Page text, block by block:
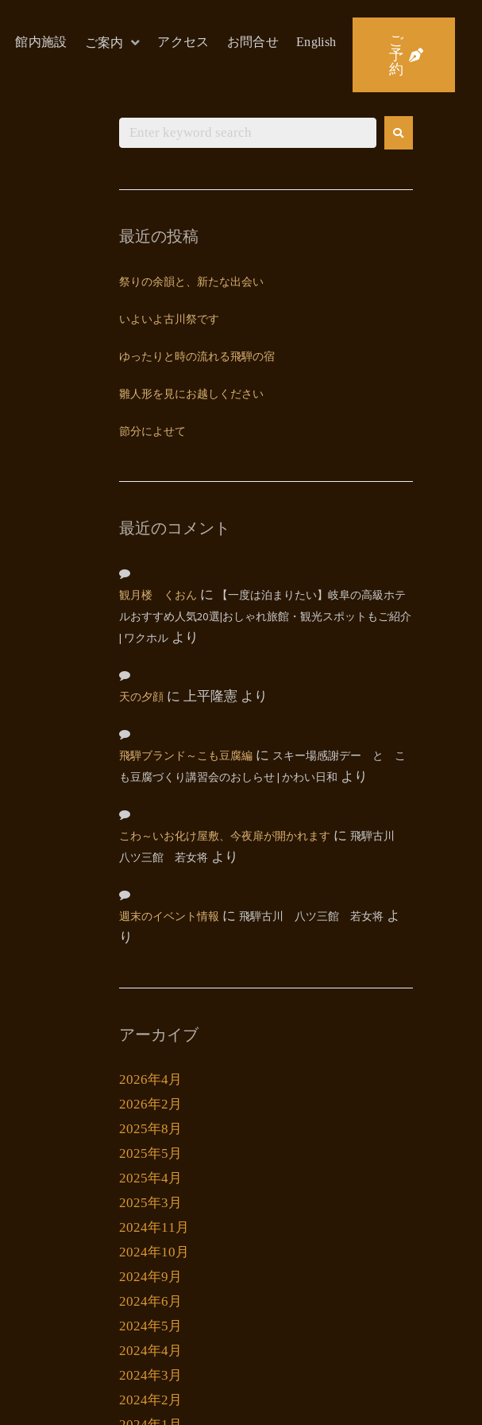
館内施設 ご案内 アクセス お問合せ English
ご
予
約
最近の投稿
祭りの余韻と、新たな出会い
いよいよ古川祭です
ゆったりと時の流れる飛騨の宿
雛人形を見にお越しください
節分によせて
最近のコメント
観月楼 くおん に
【一度は泊まりたい】岐阜の高級ホテ
ルおすすめ人気20選|おしゃれ旅館・観光スポットもご紹介
| ワクホル より
天の夕顔 に 上平隆憲 より
飛騨ブランド～こも豆腐編 に スキー場感謝デー と こ
も豆腐づくり講習会のおしらせ | かわい日和 より
こわ～いお化け屋敷、今夜扉が開かれます に 飛騨古川
八ツ三館 若女将 より
週末のイベント情報 に 飛騨古川 八ツ三館 若女将 よ
り
アーカイブ
2026年4月
2026年2月
2025年8月
2025年5月
2025年4月
2025年3月
2024年11月
2024年10月
2024年9月
2024年6月
2024年5月
2024年4月
2024年3月
2024年2月